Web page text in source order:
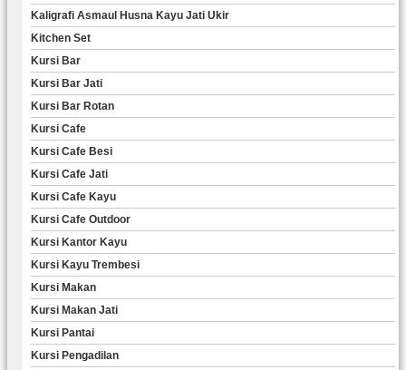
Kaligrafi Asmaul Husna Kayu Jati Ukir
Kitchen Set
Kursi Bar
Kursi Bar Jati
Kursi Bar Rotan
Kursi Cafe
Kursi Cafe Besi
Kursi Cafe Jati
Kursi Cafe Kayu
Kursi Cafe Outdoor
Kursi Kantor Kayu
Kursi Kayu Trembesi
Kursi Makan
Kursi Makan Jati
Kursi Pantai
Kursi Pengadilan